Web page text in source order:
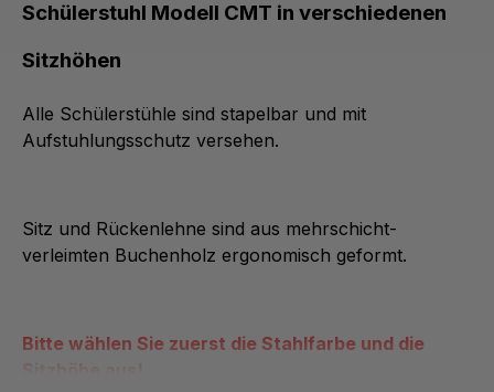
Schülerstuhl Modell CMT in verschiedenen
Sitzhöhen
Alle Schülerstühle sind stapelbar und mit
Aufstuhlungsschutz versehen.
Sitz und Rückenlehne sind aus mehrschicht-
verleimten Buchenholz ergonomisch geformt.
Bitte wählen Sie zuerst die Stahlfarbe und die